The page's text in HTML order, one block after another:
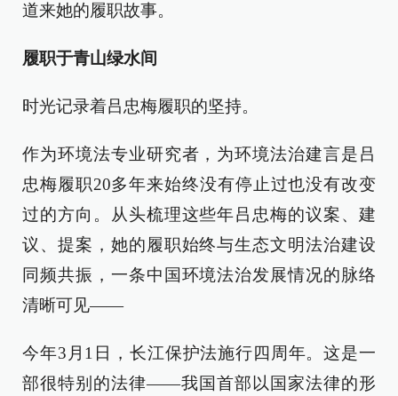
道来她的履职故事。
履职于青山绿水间
时光记录着吕忠梅履职的坚持。
作为环境法专业研究者，为环境法治建言是吕
忠梅履职20多年来始终没有停止过也没有改变
过的方向。从头梳理这些年吕忠梅的议案、建
议、提案，她的履职始终与生态文明法治建设
同频共振，一条中国环境法治发展情况的脉络
清晰可见——
今年3月1日，长江保护法施行四周年。这是一
部很特别的法律——我国首部以国家法律的形